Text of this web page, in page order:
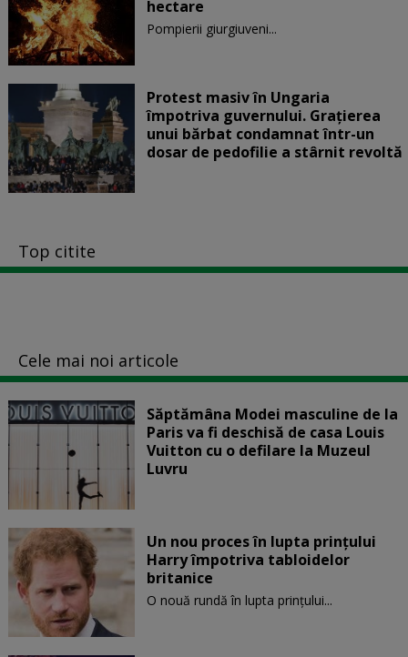
hectare
Pompierii giurgiuveni...
Protest masiv în Ungaria
împotriva guvernului. Graţierea
unui bărbat condamnat într-un
dosar de pedofilie a stârnit revoltă
Top citite
Cele mai noi articole
Săptămâna Modei masculine de la
Paris va fi deschisă de casa Louis
Vuitton cu o defilare la Muzeul
Luvru
Un nou proces în lupta prinţului
Harry împotriva tabloidelor
britanice
O nouă rundă în lupta prinţului...